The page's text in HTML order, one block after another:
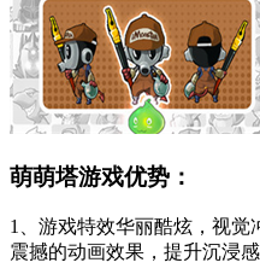
萌萌塔游戏优势：
1、游戏特效华丽酷炫，视觉
震撼的动画效果，提升沉浸感